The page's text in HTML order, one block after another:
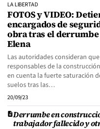
LA LIBERTAD
FOTOS y VIDEO:
encargados de
obra tras el derrumbe
Elena
Las autoridades consideran
responsables de la
en cuenta la fuerte saturación
suelos tras las…
20/09/23
Derrumbe en
trabajador fallecido y